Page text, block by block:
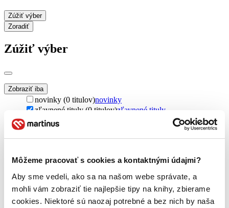
Môžeme pracovať s cookies a kontaktnými údajmi?
Aby sme vedeli, ako sa na našom webe správate, a
mohli vám zobraziť tie najlepšie tipy na knihy, zbierame
cookies. Niektoré sú naozaj potrebné a bez nich by naša
Zúžiť výber
Zoradiť
Zúžiť výber
Zobraziť iba
novinky (0 titulov)novinky
zľavnené tituly (0 titulov)zľavnené tituly
Dostupnosť
na centrálnom sklade (0 titulov)na centrálnom sklade
pripravujeme (0 titulov)pripravujeme
vypredaných)
Nové / čítané